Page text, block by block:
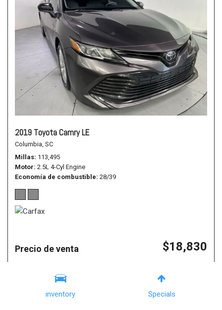
inventory Specials
2019 Toyota Camry LE
Columbia, SC
Millas 113,495
Motor 2.5L 4-Cyl Engine
Economía de combustible 28/39
Precio de venta $18,830